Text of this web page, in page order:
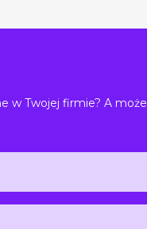
w Twojej firmie? A może